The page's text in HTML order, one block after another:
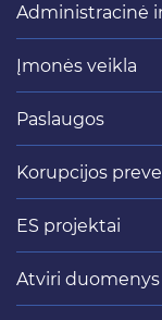
Administracinė
Įmonės veikla
Paslaugos
Korupcijos
ES projektai
Atviri duomenys